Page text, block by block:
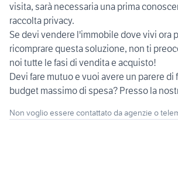
visita, sarà necessaria una prima
raccolta privacy.
Se devi vendere l'immobile dove vivi ora
ricomprare questa soluzione, non ti
noi tutte le fasi di vendita e acquisto!
Devi fare mutuo e vuoi avere un parere di
budget massimo di spesa? Presso la
Non voglio essere contattato da agenzie o